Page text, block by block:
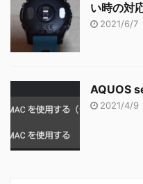
い時の対
2021/6/7
AQUOS
2021/4/9